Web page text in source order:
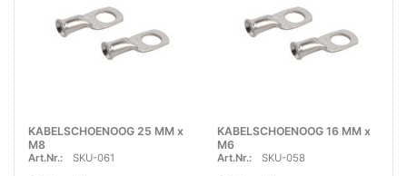
KABELSCHOENOOG 25 MM x
M8
Art.Nr.: SKU-061
KABELSCHOENOOG 16 MM x
M6
Art.Nr.: SKU-058